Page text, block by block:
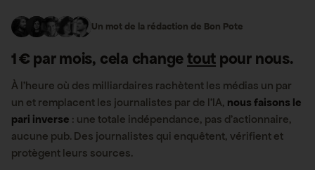
Un mot de la rédaction de Bon Pote
1 € par mois, cela changetout pour nous.
À l’heure où des milliardaires rachètent les médias un par
un et remplacent les journalistes par de l’IA, nous faisons le
pari inverse : une totale indépendance, pas d’actionnaire,
aucune pub. Des journalistes qui enquêtent, vérifient et
protègent leurs sources.